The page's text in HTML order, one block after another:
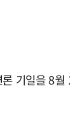
기일을 8